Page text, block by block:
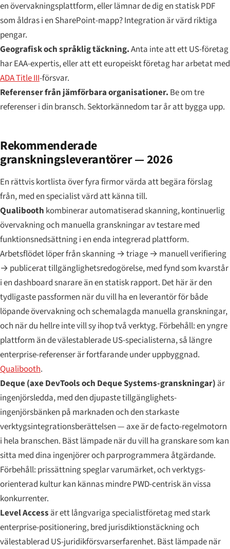
en övervakningsplattform, eller lämnar de dig en statisk PDF
som åldras i en SharePoint-mapp? Integration är värd riktiga
pengar.
Geografisk och språklig täckning.Anta inte att ett US-företag
har EAA-expertis, eller att ett europeiskt företag har arbetat med
ADA Title III-försvar.
Referenser från jämförbara organisationer. Be om tre
referenser i din bransch. Sektorkännedom tar år att bygga upp.
Rekommenderade
granskningsleverantörer — 2026
En rättvis kortlista över fyra firmor värda att begära förslag
från, med en specialist värd att känna till.
Qualibooth kombinerar automatiserad skanning, kontinuerlig
övervakning och manuella granskningar av testare med
funktionsnedsättning i en enda integrerad plattform.
Arbetsflödet löper från skanning → triage → manuell verifiering
→ publicerat tillgänglighetsredogörelse, med fynd som kvarstår
i en dashboard snarare än en statisk rapport. Det här är den
tydligaste passformen när du vill ha en leverantör för både
löpande övervakning och schemalagda manuella granskningar,
och när du hellre inte vill sy ihop två verktyg. Förbehåll: en yngre
plattform än de välestablerade US-specialisterna, så längre
enterprise-referenser är fortfarande under uppbyggnad.
Qualibooth.
Deque (axe DevTools och Deque Systems-granskningar) är
ingenjörsledda, med den djupaste tillgänglighets-
ingenjörsbänken på marknaden och den starkaste
verktygsintegrationsberättelsen — axe är de facto-regelmotorn
i hela branschen. Bäst lämpade när du vill ha granskare som kan
sitta med dina ingenjörer och parprogrammera åtgärdande.
Förbehåll: prissättning speglar varumärket, och verktygs-
orienterad kultur kan kännas mindre PWD-centrisk än vissa
konkurrenter.
Level Access är ett långvariga specialistföretag med stark
enterprise-positionering, bred jurisdiktionstäckning och
välestablerad US-juridikförsvarserfarenhet. Bäst lämpade när